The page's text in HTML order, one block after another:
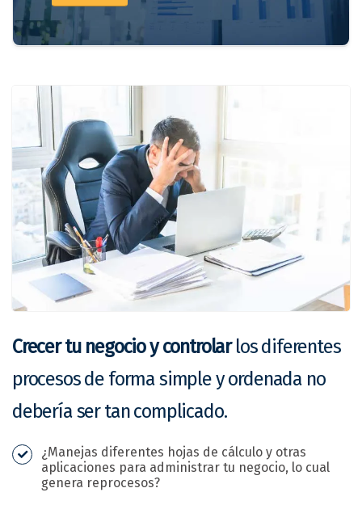
Crecer tu negocio y controlarlos diferentes
procesos de forma simple y ordenada no
debería ser tan complicado.
¿Manejas diferentes hojas de cálculo y otras
aplicaciones para administrar tu negocio, lo cual
genera reprocesos?